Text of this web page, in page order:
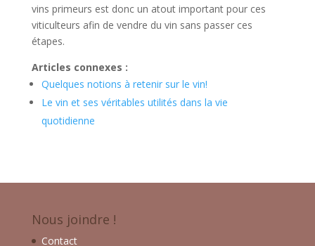
vins primeurs est donc un atout important pour ces
viticulteurs afin de vendre du vin sans passer ces
étapes.
Articles connexes :
Quelques notions à retenir sur le vin!
Le vin et ses véritables utilités dans la vie
quotidienne
Nous joindre !
Contact